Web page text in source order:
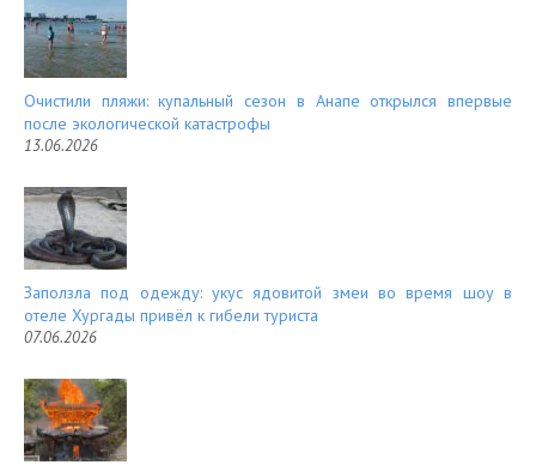
Очистили пляжи: купальный сезон в Анапе открылся впервые
после экологической катастрофы
13.06.2026
Заползла под одежду: укус ядовитой змеи во время шоу в
отеле Хургады привёл к гибели туриста
07.06.2026